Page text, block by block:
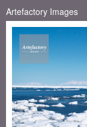
Artefactory Images